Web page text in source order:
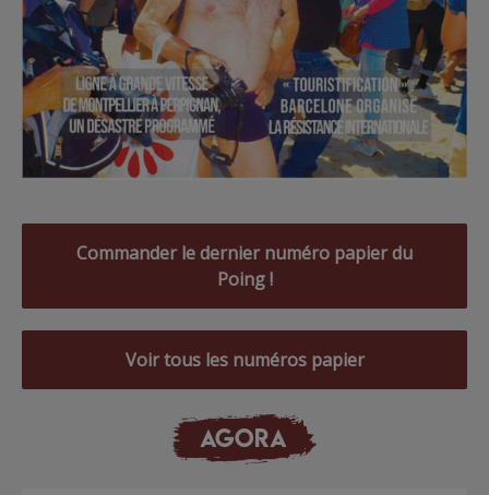
Commander le dernier numéro papier du
Poing !
Voir tous les numéros papier
AGORA